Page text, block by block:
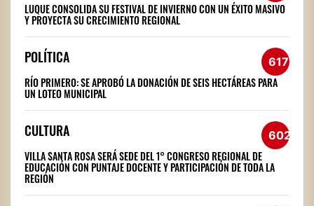
LUQUE CONSOLIDA SU FESTIVAL DE INVIERNO CON UN ÉXITO MASIVO
Y PROYECTA SU CRECIMIENTO REGIONAL
POLÍTICA 617
RÍO PRIMERO: SE APROBÓ LA DONACIÓN DE SEIS HECTÁREAS PARA
UN LOTEO MUNICIPAL
CULTURA 602
VILLA SANTA ROSA SERÁ SEDE DEL 1° CONGRESO REGIONAL DE
EDUCACIÓN CON PUNTAJE DOCENTE Y PARTICIPACIÓN DE TODA LA
REGIÓN